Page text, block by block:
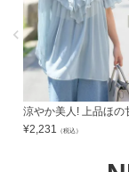
¥2,231 （税込）